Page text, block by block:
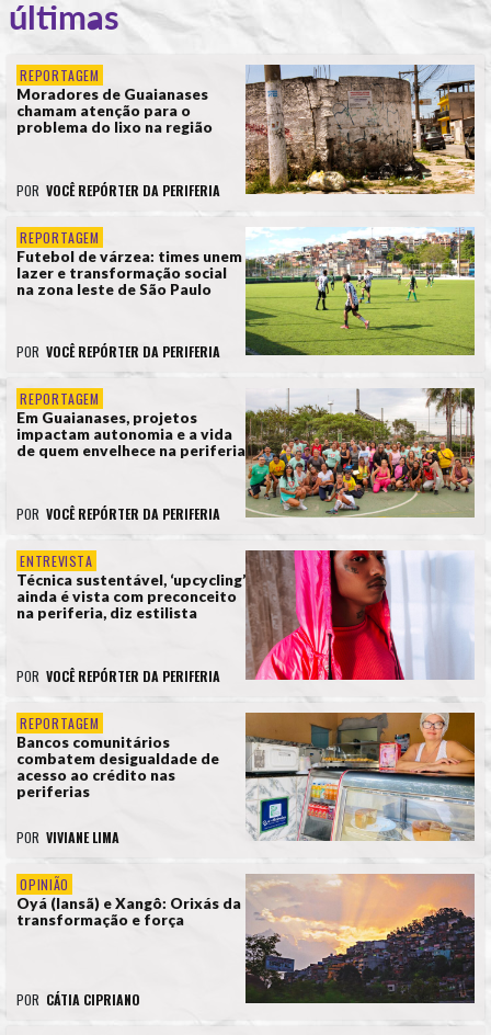
últimas
REPORTAGEM
Moradores de Guaianases
chamam atenção para o
problema do lixo na região
POR VOCÊ REPÓRTER DA PERIFERIA
REPORTAGEM
Futebol de várzea: times unem
lazer e transformação social
na zona leste de São Paulo
POR VOCÊ REPÓRTER DA PERIFERIA
REPORTAGEM
Em Guaianases, projetos
impactam autonomia e a vida
de quem envelhece na periferia
POR VOCÊ REPÓRTER DA PERIFERIA
ENTREVISTA
Técnica sustentável, ‘upcycling’
ainda é vista com preconceito
na periferia, diz estilista
POR VOCÊ REPÓRTER DA PERIFERIA
REPORTAGEM
Bancos comunitários
combatem desigualdade de
acesso ao crédito nas
periferias
POR VIVIANE LIMA
OPINIÃO
Oyá (Iansã) e Xangô: Orixás da
transformação e força
POR CÁTIA CIPRIANO